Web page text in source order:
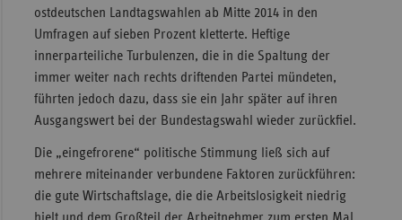
ostdeutschen Landtagswahlen ab Mitte 2014 in den
Umfragen auf sieben Prozent kletterte. Heftige
innerparteiliche Turbulenzen, die in die Spaltung der
immer weiter nach rechts driftenden Partei mündeten,
führten jedoch dazu, dass sie ein Jahr später auf ihren
Ausgangswert bei der Bundestagswahl wieder zurückfiel.
Die „eingefrorene“ politische Stimmung ließ sich auf
mehrere miteinander verbundene Faktoren zurückführen:
die gute Wirtschaftslage, die die Arbeitslosigkeit niedrig